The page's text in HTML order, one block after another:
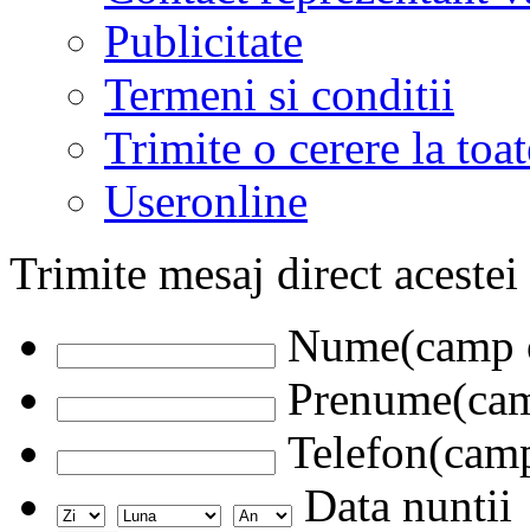
Publicitate
Termeni si conditii
Trimite o cerere la
Useronline
Trimite mesaj direct
Data nuntii